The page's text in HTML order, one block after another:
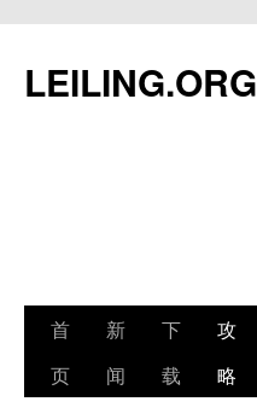
文
LEILING.ORG
首
页
新
闻
下
载
攻
略